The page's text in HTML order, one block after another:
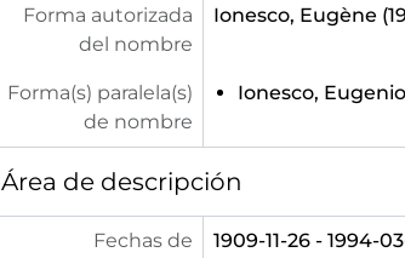
Forma autorizada
del nombre
Ionesco, Eugène
Forma(s) paralela(s)
de nombre
Ionesco, Eugenio
Área de descripción
Fechas de
1909-11-26 - 1994-